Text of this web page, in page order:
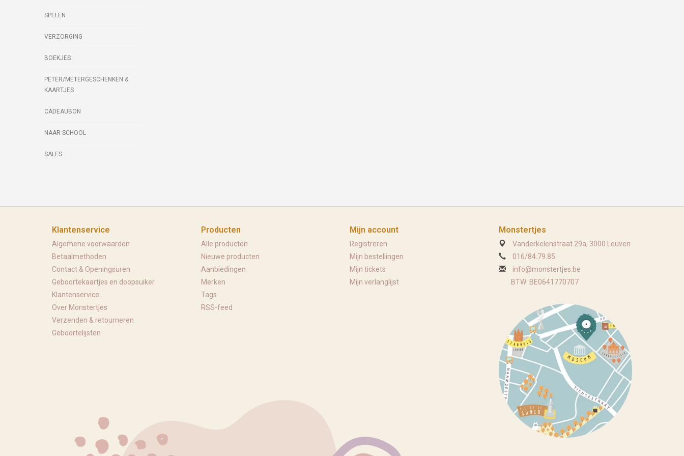
SPELEN
VERZORGING
BOEKJES
PETER/METERGESCHENKEN &
KAARTJES
CADEAUBON
NAAR SCHOOL
SALES
Klantenservice
Algemene voorwaarden
Betaalmethoden
Contact & Openingsuren
Geboortekaartjes en doopsuiker
Klantenservice
Over Monstertjes
Verzenden & retourneren
Geboortelijsten
Producten
Alle producten
Nieuwe producten
Aanbiedingen
Merken
Tags
RSS-feed
Mijn account
Registreren
Mijn bestellingen
Mijn tickets
Mijn verlanglijst
Monstertjes
Vanderkelenstraat 29a, 3000 Leuven
016/84.79.85
info@monstertjes.be
BTW: BE0641770707